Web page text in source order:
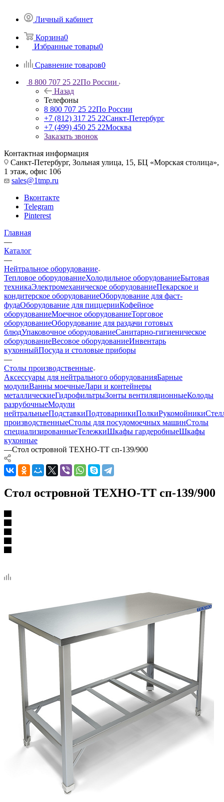
Личный кабинет
Корзина0
Избранные товары0
Сравнение товаров0
8 800 707 25 22По России
Назад
Телефоны
8 800 707 25 22По России
+7 (812) 317 25 22Санкт-Петербург
+7 (499) 450 25 22Москва
Заказать звонок
Контактная информация
Санкт-Петербург, Зольная улица, 15, БЦ «Морская столица»,
1 этаж, офис 106
sales@1tmp.ru
Вконтакте
Telegram
Pinterest
Главная
—
Каталог
—
Нейтральное оборудование
Тепловое оборудованиеХолодильное оборудованиеБытовая
техникаЭлектромеханическое оборудованиеПекарское и
кондитерское оборудованиеОборудование для фаст-
фудаОборудование для пиццерииКофейное
оборудованиеМоечное оборудованиеТорговое
оборудованиеОборудование для раздачи готовых
блюдУпаковочное оборудованиеСанитарно-гигиеническое
оборудованиеВесовое оборудованиеИнвентарь
кухонныйПосуда и столовые приборы
—
Столы производственные
Аксессуары для нейтрального оборудованияБарные
модулиВанны моечныеЛари и контейнеры
металлическиеГидрофильтрыЗонты вентиляционныеКолоды
разрубочныеМодули
нейтральныеПодставкиПодтоварникиПолкиРукомойники
производственныеСтолы для посудомоечных машинСтолы
специализированныеТележкиШкафы гардеробныеШкафы
кухонные
—Стол островной ТЕХНО-ТТ сп-139/900
Стол островной ТЕХНО-ТТ сп-139/900